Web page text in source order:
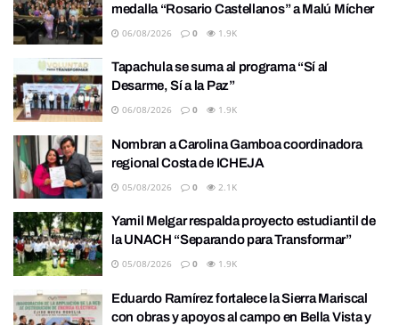
medalla “Rosario Castellanos” a Malú Mícher
06/08/2026 0 1.9K
Tapachula se suma al programa “Sí al
Desarme, Sí a la Paz”
06/08/2026 0 1.9K
Nombran a Carolina Gamboa coordinadora
regional Costa de ICHEJA
05/08/2026 0 2.1K
Yamil Melgar respalda proyecto estudiantil de
la UNACH “Separando para Transformar”
05/08/2026 0 1.9K
Eduardo Ramírez fortalece la Sierra Mariscal
con obras y apoyos al campo en Bella Vista y